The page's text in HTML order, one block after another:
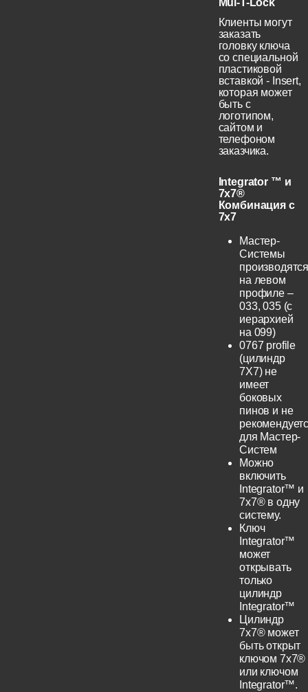
Mul-T-Lock
Клиенты могут
заказать
головку ключа
со специальной
пластиковой
вставкой - Insert,
которая может
быть с
логотипом,
сайтом и
телефоном
заказчика.
Integrator ™ и
7x7®
Комбинация с
7x7
Мастер-
Системы
на левом
профиле –
033, 035 (с
иерархией
на 099)
0767 profile
(цилиндр
7Х7) не
имеет
боковых
пинов и не
для Мастер-
Систем
Можно
включить
Integrator™ и
7x7® в одну
систему.
Ключ
Integrator™
может
открывать
только
цилиндр
Integrator™
Цилиндр
7х7® может
быть открыт
ключом 7х7®
или ключом
Integrator™.